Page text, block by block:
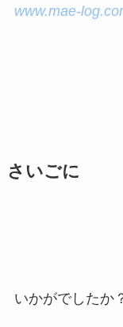
www.mae-
さいごに
いかがでしたか